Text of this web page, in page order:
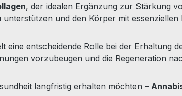
, der idealen Ergänzung zur Stärkung
und den Körper mit
entscheidende Rolle bei der Erhaltung
vorzubeugen und die Regeneration
langfristig erhalten möchten –